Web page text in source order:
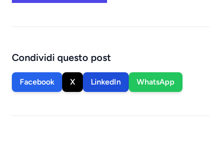
Condividi questo post
Facebook X LinkedIn WhatsApp